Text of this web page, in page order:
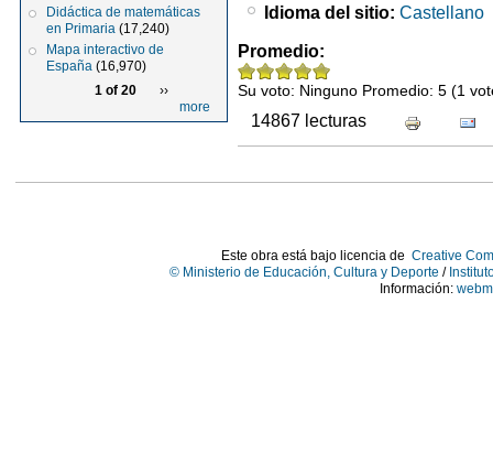
Didáctica de matemáticas
en Primaria (17,240)
Mapa interactivo de
España (16,970)
1 of 20
››
more
Idioma del sitio:Castellano
Promedio:
Su voto: Ninguno Promedio:5 (1
14867 lecturas
Este obra está bajo licencia de Creative
© Ministerio de Educación, Cultura y Deporte /
Información: